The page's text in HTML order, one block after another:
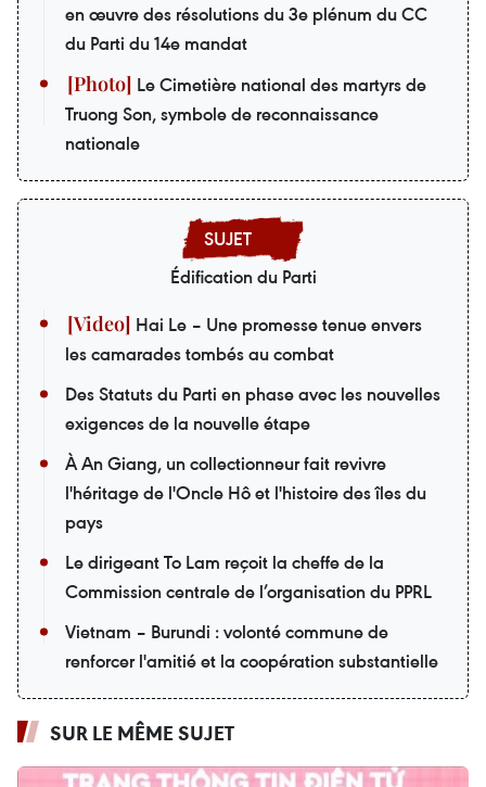
en œuvre des résolutions du 3e plénum du CC
du Parti du 14e mandat
Le Cimetière national des martyrs de
Truong Son, symbole de reconnaissance
nationale
Édification du Parti
Hai Le – Une promesse tenue envers
les camarades tombés au combat
Des Statuts du Parti en phase avec les nouvelles
exigences de la nouvelle étape
À An Giang, un collectionneur fait revivre
l'héritage de l'Oncle Hô et l'histoire des îles du
pays
Le dirigeant To Lam reçoit la cheffe de la
Commission centrale de l’organisation du PPRL
Vietnam – Burundi : volonté commune de
renforcer l'amitié et la coopération substantielle
SUR LE MÊME SUJET